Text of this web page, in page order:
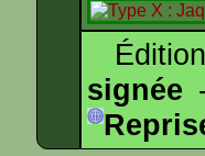
signée